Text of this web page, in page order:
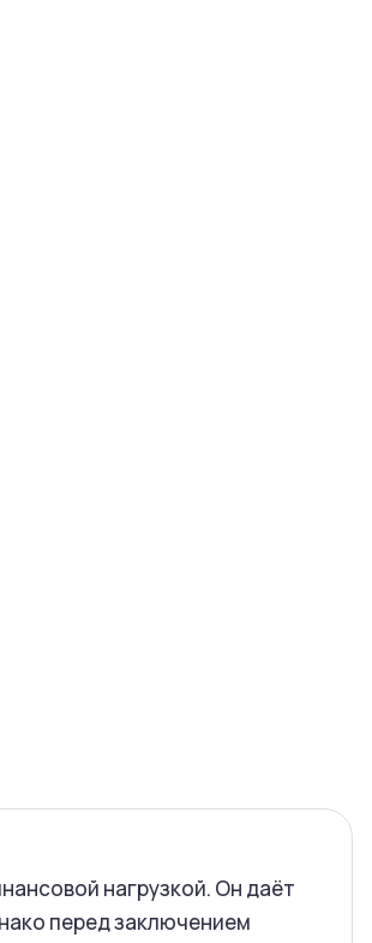
нагрузкой. Он даёт
перед заключением